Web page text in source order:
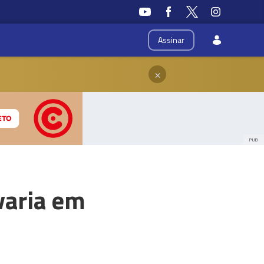
Assinar
×
PUB
em